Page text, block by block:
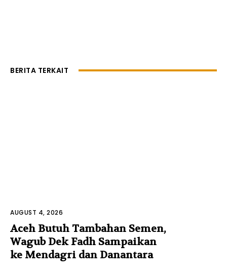
BERITA TERKAIT
AUGUST 4, 2026
Aceh Butuh Tambahan Semen,
Wagub Dek Fadh Sampaikan
ke Mendagri dan Danantara